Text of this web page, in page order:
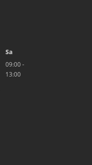
Sa
09:00 -
13:00